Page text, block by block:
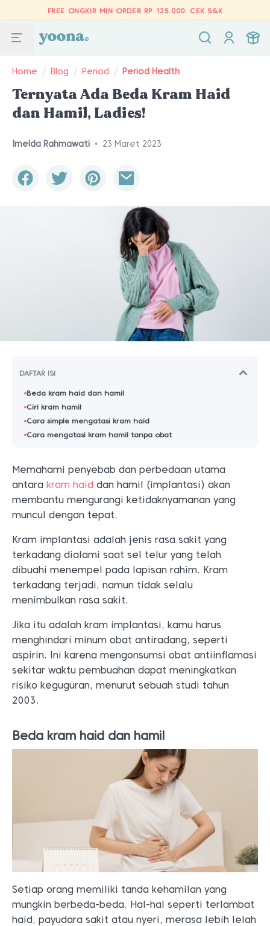
FREE ONGKIR MIN ORDER RP 125.000. CEK S&K
Home / Blog / Period / Period Health
Ternyata Ada Beda Kram Haid
dan Hamil, Ladies!
Imelda Rahmawati • 23 Maret 2023
DAFTAR ISI
Beda kram haid dan hamil
Ciri kram hamil
Cara simple mengatasi kram haid
Cara mengatasi kram hamil tanpa obat
Memahami penyebab dan perbedaan utama
antara kram haid dan hamil (implantasi) akan
membantu mengurangi ketidaknyamanan yang
muncul dengan tepat.
Kram implantasi adalah jenis rasa sakit yang
terkadang dialami saat sel telur yang telah
dibuahi menempel pada lapisan rahim. Kram
terkadang terjadi, namun tidak selalu
menimbulkan rasa sakit.
Jika itu adalah kram implantasi, kamu harus
menghindari minum obat antiradang, seperti
aspirin. Ini karena mengonsumsi obat antiinflamasi
sekitar waktu pembuahan dapat meningkatkan
risiko keguguran, menurut sebuah studi tahun
2003.
Beda kram haid dan hamil
Setiap orang memiliki tanda kehamilan yang
mungkin berbeda-beda. Hal-hal seperti terlambat
haid, payudara sakit atau nyeri, merasa lebih lelah